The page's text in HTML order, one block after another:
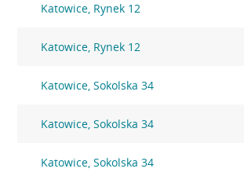
Katowice, Rynek 12
Katowice, Rynek 12
Katowice, Sokolska 34
Katowice, Sokolska 34
Katowice, Sokolska 34